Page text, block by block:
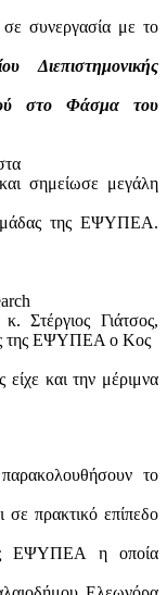
συνεργασία με το
Διεπιστημονικής
στο Φάσμα του
σημείωσε μεγάλη
Ομάδας της ΕΨΥΠΕΑ.
Στέργιος Γιάτσος,
της ΕΨΥΠΕΑ ο Κος
είχε και την μέριμνα
το
πρακτικό επίπεδο
ΕΨΥΠΕΑ η οποία